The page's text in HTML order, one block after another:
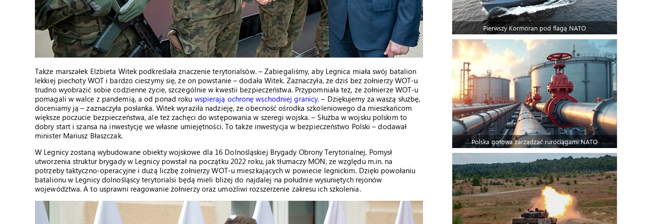
Także marszałek Elżbieta Witek podkreślała znaczenie terytorialsów. – Zabiegaliśmy, aby Legnica miała swój batalion
lekkiej piechoty WOT i bardzo cieszymy się, że on powstanie – dodała Witek. Zaznaczyła, że dziś bez żołnierzy WOT-u
trudno wyobrazić sobie codzienne życie, szczególnie w kwestii bezpieczeństwa. Przypomniała też, że żołnierze WOT-u
pomagali w walce z pandemią, a od ponad roku wspierają ochronę wschodniej granicy. – Dziękujemy za waszą służbę,
doceniamy ją – zaznaczyła posłanka. Witek wyraziła nadzieję, że obecność ośrodka szkoleniowego da mieszkańcom
większe poczucie bezpieczeństwa, ale też zachęci do wstępowania w szeregi wojska. – Służba w wojsku polskim to
dobry start i szansa na inwestycję we własne umiejętności. To także inwestycja w bezpieczeństwo Polski – dodawał
minister Mariusz Błaszczak.
W Legnicy zostaną wybudowane obiekty wojskowe dla 16 Dolnośląskiej Brygady Obrony Terytorialnej. Pomysł
utworzenia struktur brygady w Legnicy powstał na początku 2022 roku, jak tłumaczy MON, ze względu m.in. na
potrzeby taktyczno-operacyjne i dużą liczbę żołnierzy WOT-u mieszkających w powiecie legnickim. Dzięki powołaniu
batalionu w Legnicy dolnośląscy terytorialsi będą mieli bliżej do najdalej na południe wysuniętych rejonów
województwa. A to usprawni reagowanie żołnierzy oraz umożliwi rozszerzenie zakresu ich szkolenia.
Pierwszy Kormoran pod flagą NATO
Polska gotowa zarządzać rurociągami NATO